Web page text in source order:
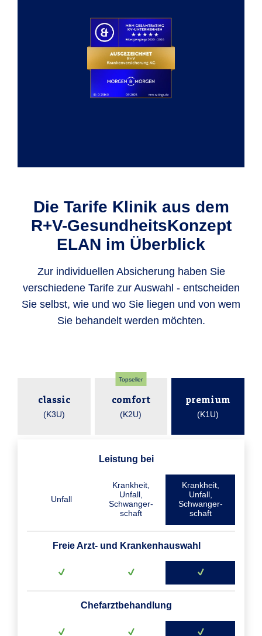
Die Tarife Klinik aus dem
R+V-GesundheitsKonzept
ELAN im Überblick
Zur individuellen Absicherung haben Sie
verschiedene Tarife zur Auswahl - entscheiden
Sie selbst, wie und wo Sie liegen und von wem
Sie behandelt werden möchten.
classic
(K3U)
Topseller
comfort
(K2U)
premium
(K1U)
Leistung bei
Unfall
Krankheit,
Unfall,
Schwanger­
schaft
Krankheit,
Unfall,
Schwanger­
schaft
Freie Arzt- und Krankenhauswahl
Chefarztbehandlung